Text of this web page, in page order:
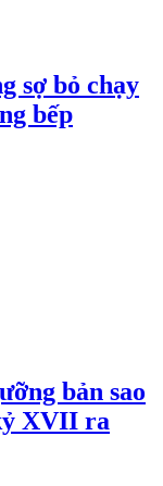
sợ bỏ chạy
bếp
bản sao
XVII ra